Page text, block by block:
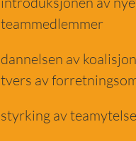
teammedlemmer
dannelsen av
tvers av
styrking av